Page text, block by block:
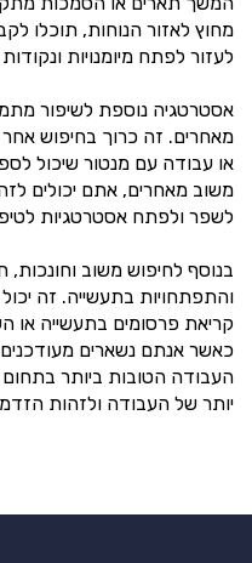
מחוץ לאזור הנוחות, תוכלו
לעזור לפתח מיומנויות
אסטרטגיה נוספת לשיפור
מאחרים. זה כרוך בחיפוש
או עבודה עם מנטור שיכול
משוב מאחרים, אתם יכולים
לשפר ולפתח אסטרטגיות
בנוסף לחיפוש משוב
והתפתחויות בתעשייה. זה
קריאת פרסומים בתעשייה או
כאשר אנתם נשארים
העבודה הטובות ביותר
יותר של העבודה ולזהות